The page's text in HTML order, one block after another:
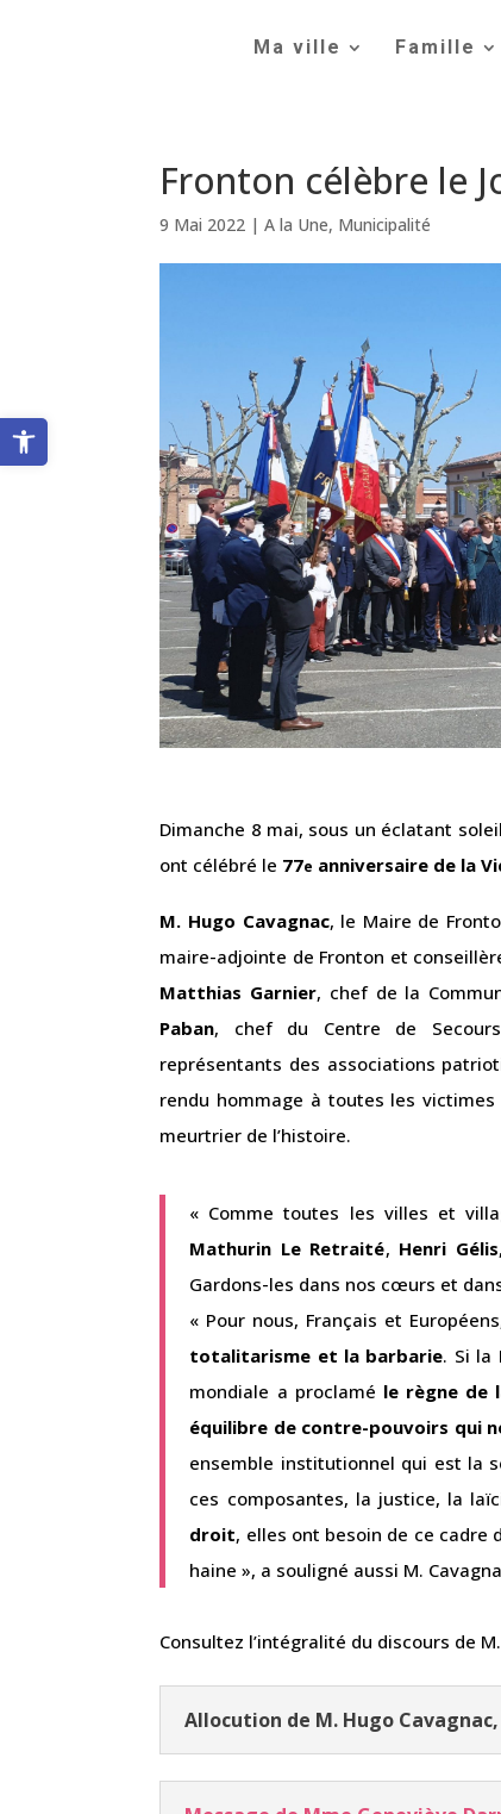
Ouvrir la barre d’outils
Ma ville Famille
Fronton célèbre le
9 Mai 2022 |A la Une, Municipalité
Dimanche 8 mai, sous un éclatant
ont célébré le 77e anniversaire de la
M. Hugo Cavagnac, le Maire de
maire-adjointe de Fronton et
Matthias Garnier, chef de la
Paban, chef du Centre de Secours
représentants des associations
rendu hommage à toutes les
meurtrier de l’histoire.
« Comme toutes les villes et
Mathurin Le Retraité, Henri Gélis,
Gardons-les dans nos cœurs et
« Pour nous, Français et
totalitarisme et la barbarie. Si la
mondiale a proclamé le règne de
équilibre de contre-pouvoirs qui
ensemble institutionnel qui est la
ces composantes, la justice, la
droit, elles ont besoin de ce cadre
haine », a souligné aussi M.
Consultez l’intégralité du discours de
Allocution de M. Hugo